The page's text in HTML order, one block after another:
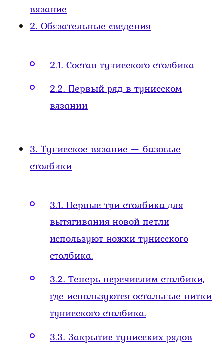
вязание
2. Обязательные сведения
2.1. Состав тунисского столбика
2.2. Первый ряд в тунисском
вязании
3. Тунисское вязание — базовые
столбики
3.1. Первые три столбика для
вытягивания новой петли
используют ножки тунисского
столбика.
3.2. Теперь перечислим столбики,
где используются остальные нитки
тунисского столбика.
3.3. Закрытие тунисских рядов